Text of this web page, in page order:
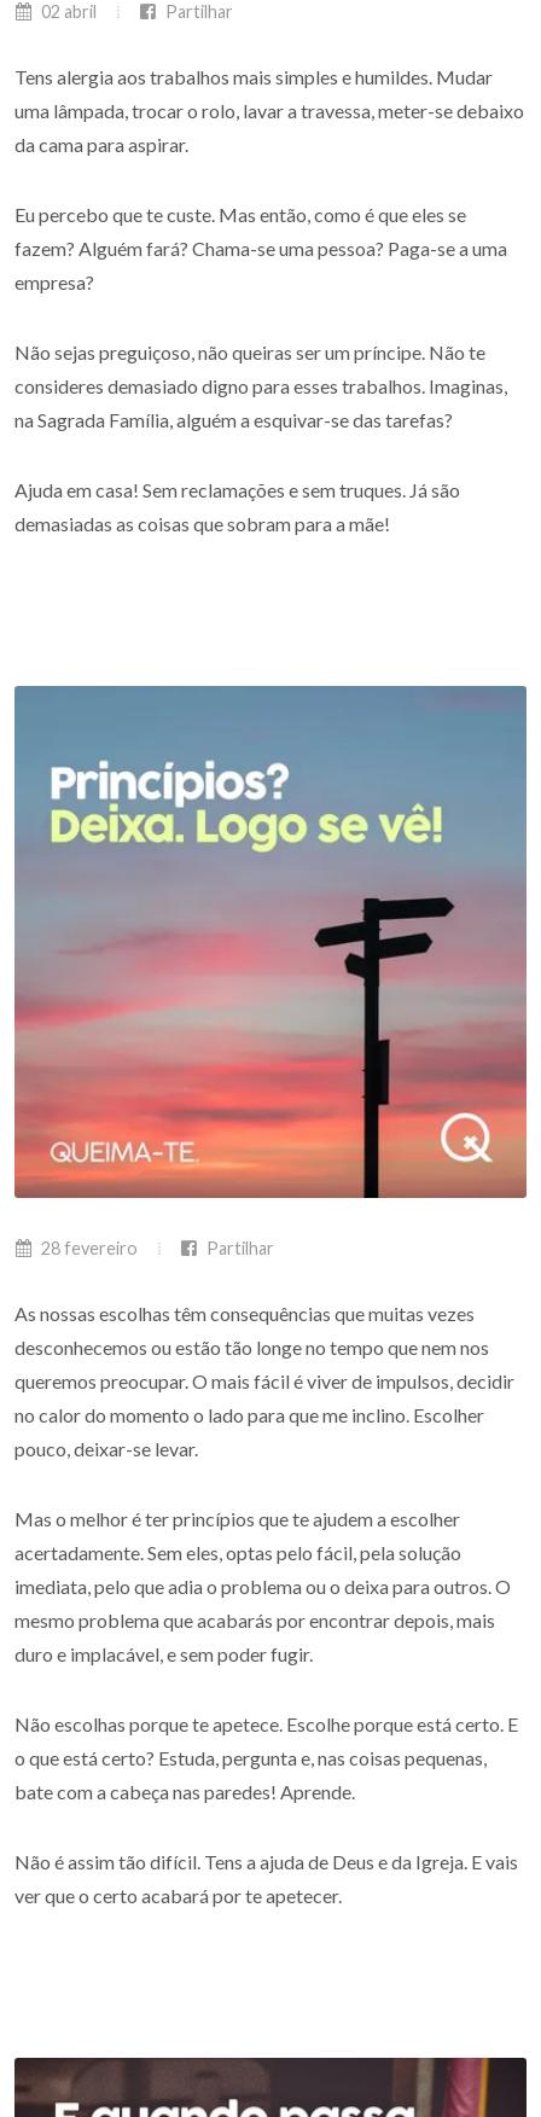
02 abril Partilhar
Tens alergia aos trabalhos mais simples e humildes. Mudar
uma lâmpada, trocar o rolo, lavar a travessa, meter-se debaixo
da cama para aspirar.
Eu percebo que te custe. Mas então, como é que eles se
fazem? Alguém fará? Chama-se uma pessoa? Paga-se a uma
empresa?
Não sejas preguiçoso, não queiras ser um príncipe. Não te
consideres demasiado digno para esses trabalhos. Imaginas,
na Sagrada Família, alguém a esquivar-se das tarefas?
Ajuda em casa! Sem reclamações e sem truques. Já são
demasiadas as coisas que sobram para a mãe!
28 fevereiro Partilhar
As nossas escolhas têm consequências que muitas vezes
desconhecemos ou estão tão longe no tempo que nem nos
queremos preocupar. O mais fácil é viver de impulsos, decidir
no calor do momento o lado para que me inclino. Escolher
pouco, deixar-se levar.
Mas o melhor é ter princípios que te ajudem a escolher
acertadamente. Sem eles, optas pelo fácil, pela solução
imediata, pelo que adia o problema ou o deixa para outros. O
mesmo problema que acabarás por encontrar depois, mais
duro e implacável, e sem poder fugir.
Não escolhas porque te apetece. Escolhe porque está certo. E
o que está certo? Estuda, pergunta e, nas coisas pequenas,
bate com a cabeça nas paredes! Aprende.
Não é assim tão difícil. Tens a ajuda de Deus e da Igreja. E vais
ver que o certo acabará por te apetecer.